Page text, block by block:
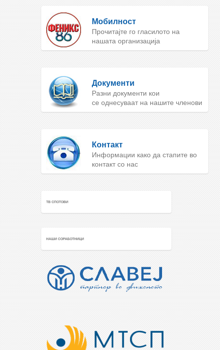
Мобилност
Прочитајте го гласилото на
нашата организација
Документи
Разни документи кои
се однесуваат на нашите членови
Контакт
Информации како да стапите во
контакт со нас
ТВ СПОТОВИ
НАШИ СОРАБОТНИЦИ